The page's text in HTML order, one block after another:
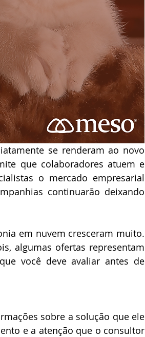
se renderam ao novo
que colaboradores atuem e
o mercado empresarial
continuarão deixando
em nuvem cresceram muito.
algumas ofertas representam
você deve avaliar antes de
sobre a solução que ele
e a atenção que o consultor